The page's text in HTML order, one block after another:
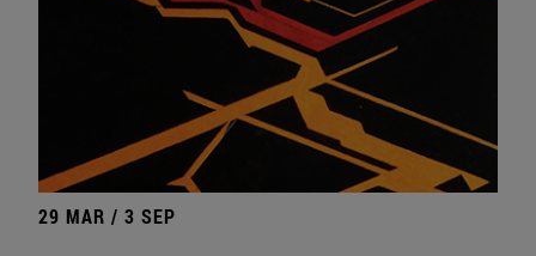
29 MAR / 3 SEP